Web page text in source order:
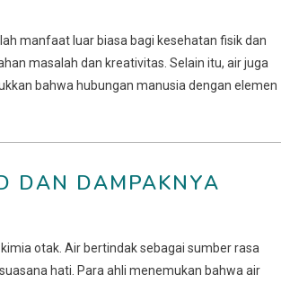
manfaat luar biasa bagi kesehatan fisik dan
masalah dan kreativitas. Selain itu, air juga
bahwa hubungan manusia dengan elemen
DAN DAMPAKNYA
otak. Air bertindak sebagai sumber rasa
hati. Para ahli menemukan bahwa air